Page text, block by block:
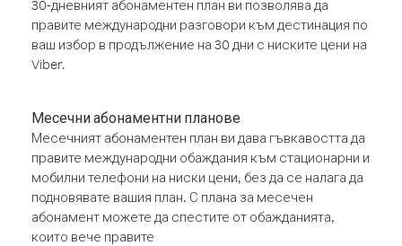
30-дневният абонаментен план ви позволява да
правите международни разговори към дестинация по
ваш избор в продължение на 30 дни с ниските цени на
Viber.
Месечни абонаментни планове
Месечният абонаментен план ви дава гъвкавостта да
правите международни обаждания към стационарни и
мобилни телефони на ниски цени, без да се налага да
подновявате вашия план. С плана за месечен
абонамент можете да спестите от обажданията,
които вече правите